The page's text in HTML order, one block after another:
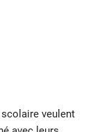
veulent